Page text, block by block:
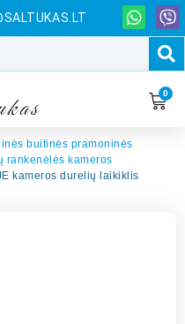
0
buitinės pramoninės
rankenėlės kameros
kameros durelių laikiklis